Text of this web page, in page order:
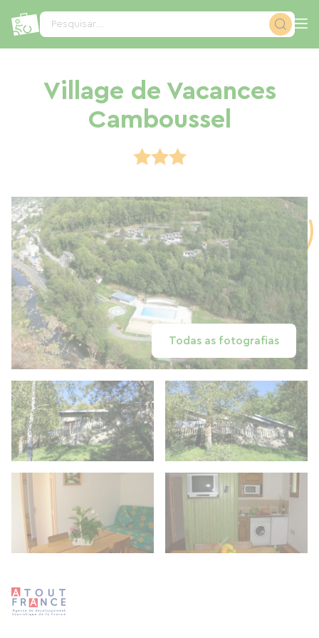
Pesquisar...
Village de Vacances
Camboussel
Todas as fotografias
Painel de Gerenciamento de Cookies